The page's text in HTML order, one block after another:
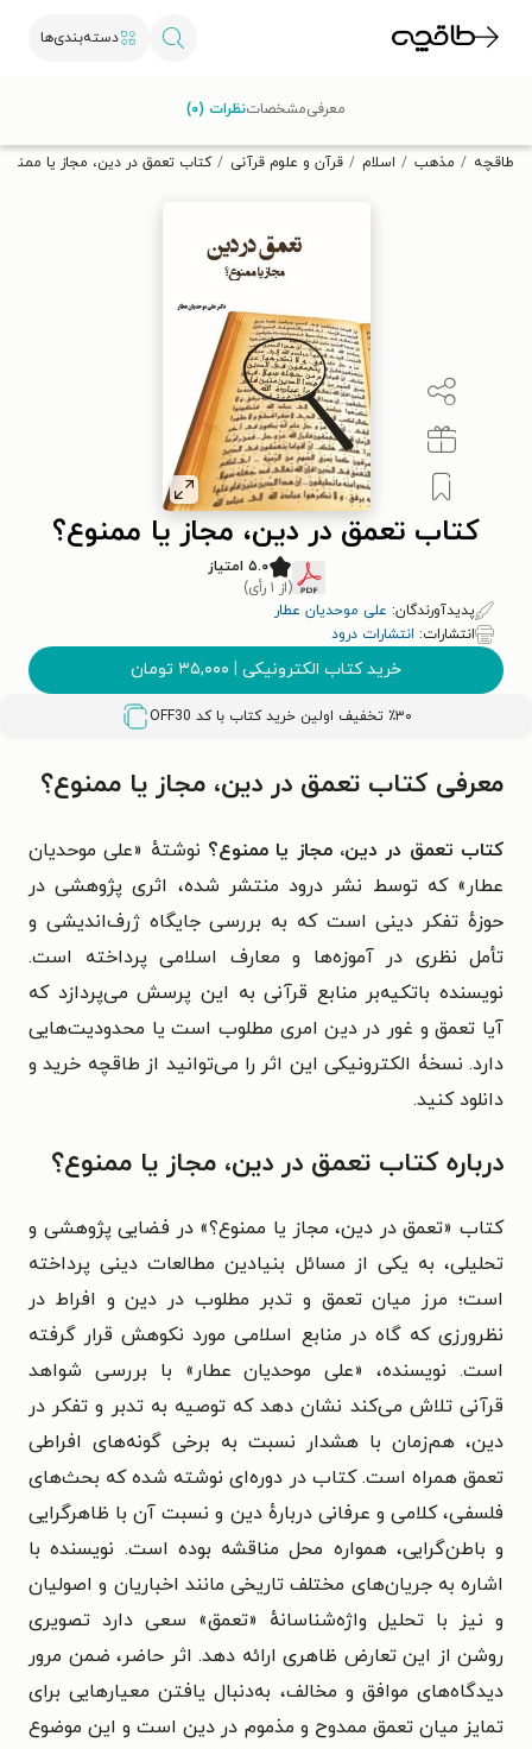
دسته‌بندی‌ها
تخفیف از طاقچه دریافت کن.
طاقچه مذهب اسلام قرآن و علوم قرآنی کتاب تعمق در دین، مجاز یا
کتاب تعمق در دین، مجاز یا ممنوع؟
۵.۰ امتیاز
(از ۱ رأی)
پدیدآورندگان: علی موحدیان عطار
انتشارات: انتشارات درود
خرید کتاب الکترونیکی | ۳۵,۰۰۰ تومان
٪۳۰ تخفیف اولین خرید کتاب با کد OFF30
معرفیمشخصاتنظرات (۰)
معرفی کتاب تعمق در دین، مجاز یا ممنوع؟
کتاب تعمق در دین، مجاز یا ممنوع؟ نوشتهٔ «علی موحدیان‌
عطار» که توسط نشر درود منتشر شده، اثری پژوهشی در
حوزهٔ تفکر دینی است که به بررسی جایگاه ژرف‌اندیشی و
تأمل نظری در آموزه‌ها و معارف اسلامی پرداخته است.
نویسنده باتکیه‌بر منابع قرآنی به این پرسش می‌پردازد که
آیا تعمق و غور در دین امری مطلوب است یا محدودیت‌هایی
دارد. نسخۀ الکترونیکی این اثر را می‌توانید از طاقچه خرید و
دانلود کنید.
درباره کتاب تعمق در دین، مجاز یا ممنوع؟
کتاب «تعمق در دین، مجاز یا ممنوع؟» در فضایی پژوهشی و
تحلیلی، به یکی از مسائل بنیادین مطالعات دینی پرداخته
است؛ مرز میان تعمق و تدبر مطلوب در دین و افراط در
نظرورزی که گاه در منابع اسلامی مورد نکوهش قرار گرفته
است. نویسنده، «علی موحدیان‌ عطار» با بررسی شواهد
قرآنی تلاش می‌کند نشان دهد که توصیه به تدبر و تفکر در
دین، هم‌زمان با هشدار نسبت به برخی گونه‌های افراطی
تعمق همراه است. کتاب در دوره‌ای نوشته شده که بحث‌های
فلسفی، کلامی و عرفانی دربارهٔ دین و نسبت آن با ظاهرگرایی
و باطن‌گرایی، همواره محل مناقشه بوده است. نویسنده با
اشاره به جریان‌های مختلف تاریخی مانند اخباریان و اصولیان
و نیز با تحلیل واژه‌شناسانهٔ «تعمق» سعی دارد تصویری
روشن از این تعارض ظاهری ارائه دهد. اثر حاضر، ضمن مرور
دیدگاه‌های موافق و مخالف، به‌دنبال یافتن معیارهایی برای
تمایز میان تعمق ممدوح و مذموم در دین است و این موضوع